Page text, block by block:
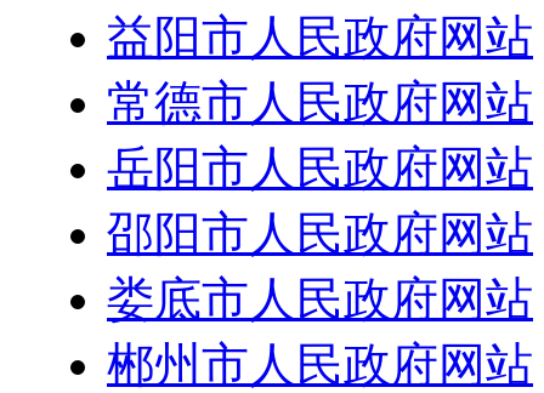
益阳市人民政府网站
常德市人民政府网站
岳阳市人民政府网站
邵阳市人民政府网站
娄底市人民政府网站
郴州市人民政府网站